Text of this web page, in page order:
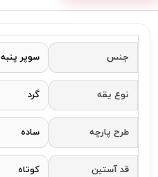
جنس سوپر پنبه
نوع یقه گرد
طرح پارچه ساده
قد آستین کوتاه